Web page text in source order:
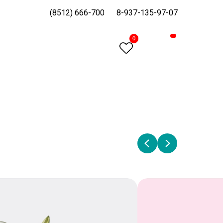
(8512) 666-700 8-937-135-97-07
0